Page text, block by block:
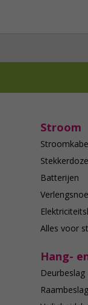
Stroom
Batterijen
Alles voor
Hang-
Deurbeslag
Raambeslag